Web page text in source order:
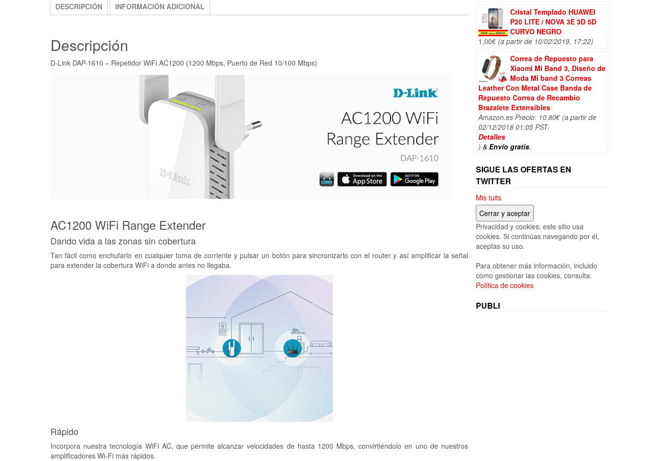
DESCRIPCIÓN INFORMACIÓN ADICIONAL
Descripción
D-Link DAP-1610 – Repetidor WiFi AC1200 (1200 Mbps, Puerto de Red 10/100 Mbps)
AC1200 WiFi Range Extender
Dando vida a las zonas sin cobertura
Tan fácil como enchufarlo en cualquier toma de corriente y pulsar un botón para sincronizarlo con el router y así amplificar la señal
para extender la cobertura WiFi a donde antes no llegaba.
Rápido
Incorpora nuestra tecnología WiFi AC, que permite alcanzar velocidades de hasta 1200 Mbps, convirtiéndolo en uno de nuestros
amplificadores Wi-Fi más rápidos.
Cristal Templado HUAWEI
P20 LITE / NOVA 3E 3D 5D
CURVO NEGRO
1,00€ (a partir de 10/02/2019, 17:22)
Correa de Repuesto para
Xiaomi Mi Band 3, Diseño de
Moda Mi band 3 Correas
Leather Con Metal Case Banda de
Repuesto Correa de Recambio
Brazalete Extensibles
Amazon.es Precio: 10,80€ (a partir de
02/12/2018 01:05 PST-
Detalles
) & Envío gratis.
SIGUE LAS OFERTAS EN
TWITTER
Mis tuits
Privacidad y cookies: este sitio usa
cookies. Si continúas navegando por él,
aceptas su uso.
Para obtener más información, incluido
cómo gestionar las cookies, consulta:
Política de cookies
PUBLI